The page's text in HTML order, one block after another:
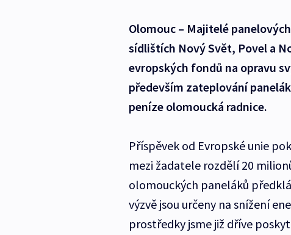
Olomouc – Majitelé
sídlištích Nový Svět, Povel a
evropských fondů na opravu
především zateplování
peníze olomoucká radnice.
Příspěvek od Evropské unie
mezi žadatele rozdělí 20
olomouckých paneláků
výzvě jsou určeny na snížení
prostředky jsme již dříve